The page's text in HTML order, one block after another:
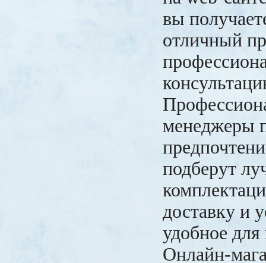
вы
отличный
менеджеры
подберут
доставку и
удобное для
Онлайн-